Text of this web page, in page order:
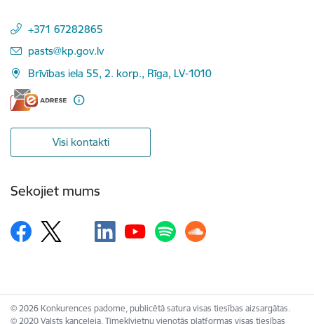
+371 67282865
E-pasts:
pasts@kp.gov.lv
Brīvības iela 55, 2. korp., Rīga, LV-1010
Visi kontakti
Sekojiet mums
© 2026 Konkurences padome, publicētā satura visas tiesības aizsargātas.
© 2020 Valsts kanceleja, Tīmekļvietņu vienotās platformas visas tiesības